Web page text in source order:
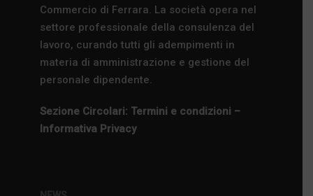
Commercio di Ferrara. La società opera nel
settore professionale della consulenza del
lavoro, curando tutti gli adempimenti in
materia di amministrazione e gestione del
personale dipendente.
Sezione Circolari: Termini e condizioni –
Informativa Privacy